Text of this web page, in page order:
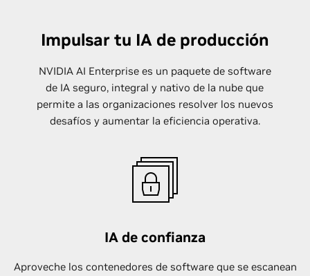
Impulsar tu IA de producción
NVIDIA AI Enterprise es un paquete de software
de IA seguro, integral y nativo de la nube que
permite a las organizaciones resolver los nuevos
desafíos y aumentar la eficiencia operativa.
IA de confianza
Aproveche los contenedores de software que se escanean